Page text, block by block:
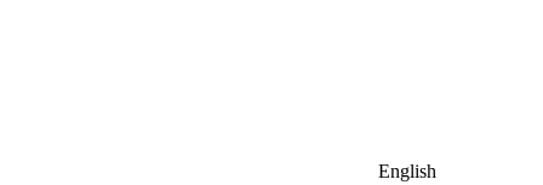
English